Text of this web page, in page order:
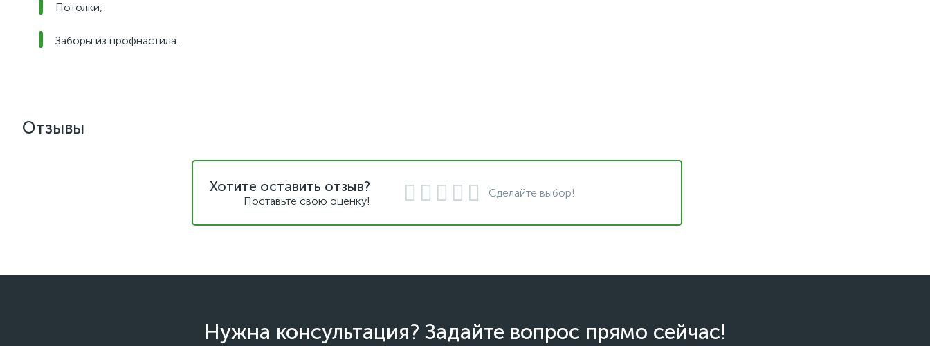
Потолки;
Заборы из профнастила.
Отзывы
Хотите оставить отзыв?
Поставьте свою оценку!
Сделайте выбор!
Нужна консультация? Задайте вопрос прямо сейчас!